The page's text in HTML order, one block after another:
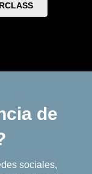
de
sociales,